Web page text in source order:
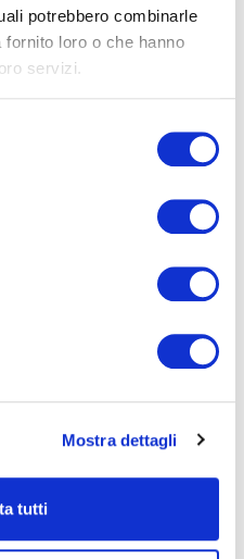
potrebbero combinarle
loro o che hanno
servizi.
Mostra dettagli
tutti